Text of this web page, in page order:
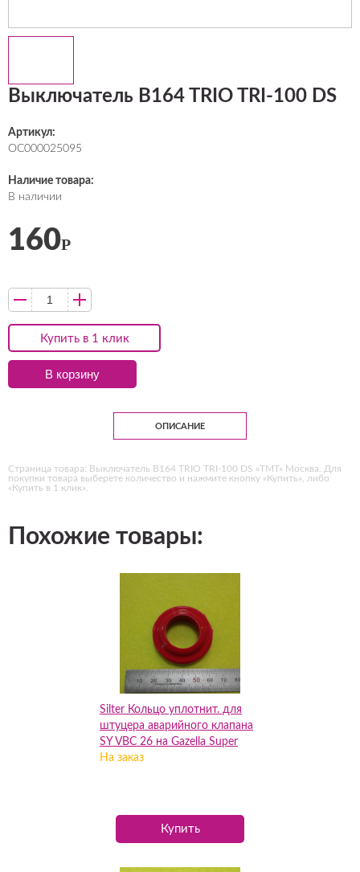
Выключатель B164 TRIO TRI-100 DS
Артикул:
ОС000025095
Наличие товара:
В наличии
Купить в 1 клик
160Р
В корзину
ОПИСАНИЕ
Страница товара: Выключатель B164 TRIO TRI-100 DS «ТМТ» Москва. Для
покупки товара выберете количество и нажмите кнопку «Купить», либо
«Купить в 1 клик».
Похожие товары:
Silter Кольцо уплотнит. для
штуцера аварийного клапана
SY VBC 26 на Gazella Super
Mini и Harmony
На заказ
Купить